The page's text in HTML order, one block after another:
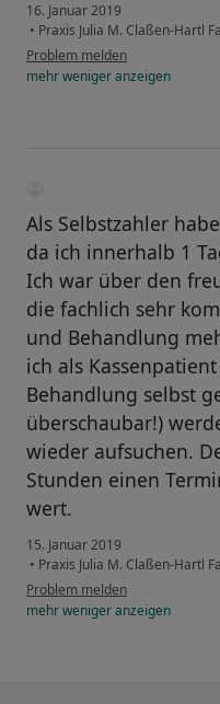
16. Januar 2019
• Praxis Julia M. Claßen-Hartl
Problem melden
mehrwenigeranzeigen
Als Selbstzahler
da ich innerhalb 1
Ich war über den
die fachlich sehr
und Behandlung
ich als
Behandlung selbst
überschaubar!)
wieder aufsuchen.
Stunden einen
wert.
15. Januar 2019
• Praxis Julia M. Claßen-Hartl
Problem melden
mehrwenigeranzeigen